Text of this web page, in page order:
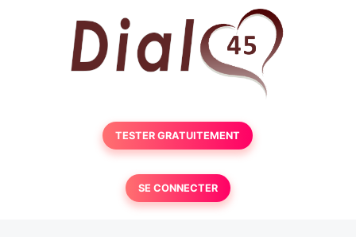
TESTER GRATUITEMENT
SE CONNECTER